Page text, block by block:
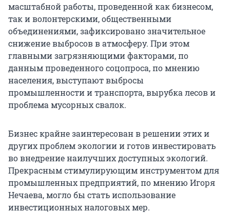
масштабной работы, проведенной как бизнесом,
так и волонтерскими, общественными
объединениями, зафиксировано значительное
снижение выбросов в атмосферу. При этом
главными загрязняющими факторами, по
данным проведенного соцопроса, по мнению
населения, выступают выбросы
промышленности и транспорта, вырубка лесов и
проблема мусорных свалок.
Бизнес крайне заинтересован в решении этих и
других проблем экологии и готов инвестировать
во внедрение наилучших доступных экологий.
Прекрасным стимулирующим инструментом для
промышленных предприятий, по мнению Игоря
Нечаева, могло бы стать использование
инвестиционных налоговых мер.